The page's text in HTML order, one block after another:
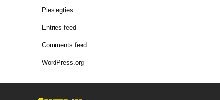
Pieslēgties
Entries feed
Comments feed
WordPress.org